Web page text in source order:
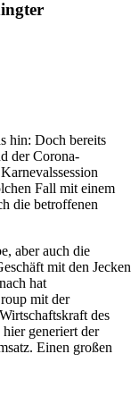
hin: Doch bereits
der Corona-
Fall mit einem
die betroffenen
aber auch die
mit den Jecken
hat
mit der
des
generiert der
Einen großen